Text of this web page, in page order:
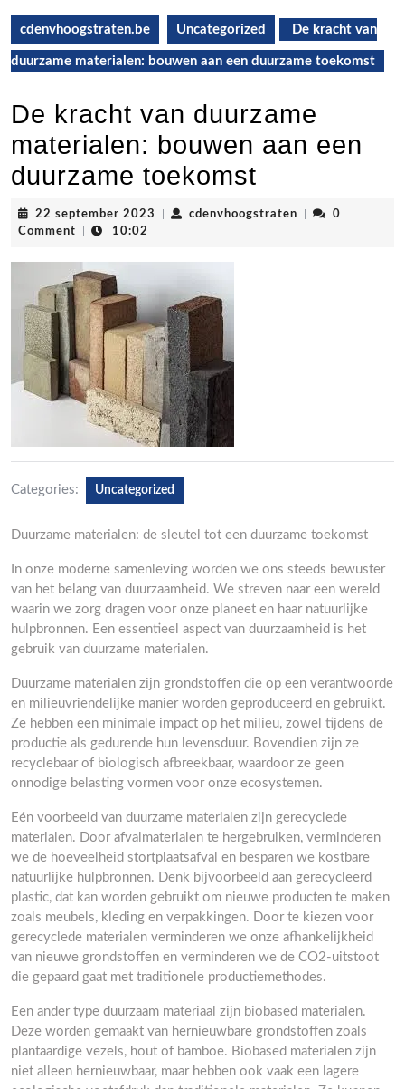
cdenvhoogstraten.be Uncategorized De kracht van
duurzame materialen: bouwen aan een duurzame toekomst
De kracht van duurzame
materialen: bouwen aan een
duurzame toekomst
22 september 2023 22
cdenvhoogstraten cdenvhoogstraten
0
Comment
10:02
Categories: Uncategorized
Duurzame materialen: de sleutel tot een duurzame toekomst
In onze moderne samenleving worden we ons steeds bewuster
van het belang van duurzaamheid. We streven naar een wereld
waarin we zorg dragen voor onze planeet en haar natuurlijke
hulpbronnen. Een essentieel aspect van duurzaamheid is het
gebruik van duurzame materialen.
Duurzame materialen zijn grondstoffen die op een verantwoorde
en milieuvriendelijke manier worden geproduceerd en gebruikt.
Ze hebben een minimale impact op het milieu, zowel tijdens de
productie als gedurende hun levensduur. Bovendien zijn ze
recyclebaar of biologisch afbreekbaar, waardoor ze geen
onnodige belasting vormen voor onze ecosystemen.
Eén voorbeeld van duurzame materialen zijn gerecyclede
materialen. Door afvalmaterialen te hergebruiken, verminderen
we de hoeveelheid stortplaatsafval en besparen we kostbare
natuurlijke hulpbronnen. Denk bijvoorbeeld aan gerecycleerd
plastic, dat kan worden gebruikt om nieuwe producten te maken
zoals meubels, kleding en verpakkingen. Door te kiezen voor
gerecyclede materialen verminderen we onze afhankelijkheid
van nieuwe grondstoffen en verminderen we de CO2-uitstoot
die gepaard gaat met traditionele productiemethodes.
Een ander type duurzaam materiaal zijn biobased materialen.
Deze worden gemaakt van hernieuwbare grondstoffen zoals
plantaardige vezels, hout of bamboe. Biobased materialen zijn
niet alleen hernieuwbaar, maar hebben ook vaak een lagere